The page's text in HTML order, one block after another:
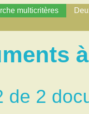
multicritères
de 2